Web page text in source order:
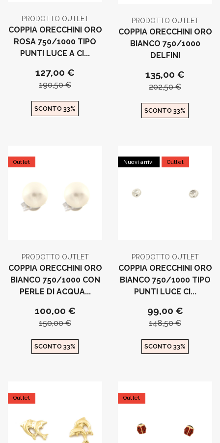
PRODOTTO OUTLET
COPPIA ORECCHINI ORO
ROSA 750/1000 TIPO
PUNTI LUCE A CI...
127,00 €
190,50 €
SCONTO 33%
PRODOTTO OUTLET
COPPIA ORECCHINI ORO
BIANCO 750/1000
DELFINI
135,00 €
202,50 €
SCONTO 33%
Outlet
PRODOTTO OUTLET
COPPIA ORECCHINI ORO
BIANCO 750/1000 CON
PERLE DI ACQUA...
100,00 €
150,00 €
SCONTO 33%
Nuovi arrivi Outlet
PRODOTTO OUTLET
COPPIA ORECCHINI ORO
BIANCO 750/1000 TIPO
PUNTI LUCE CI...
99,00 €
148,50 €
SCONTO 33%
Outlet Outlet